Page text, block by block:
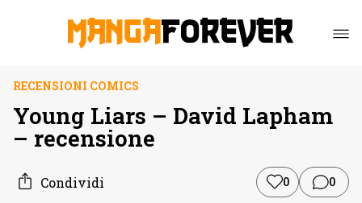
RECENSIONI COMICS
Young Liars – David Lapham
– recensione
Condividi 0 0